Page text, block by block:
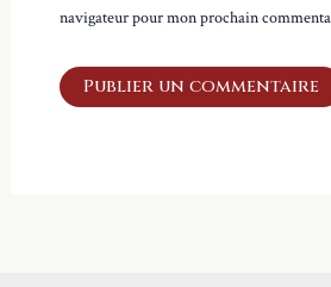
navigateur pour mon prochain